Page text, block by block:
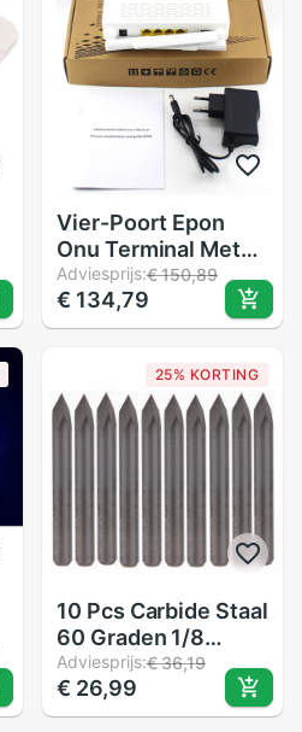
Vier-Poort Epon
Onu Terminal Met
1G3F + Wifi +
Potten Telefoon
Poort Toepassing
Fiber optic Modem
Router Firmware Eu
Plus
Adviesprijs:€ 150,89
€ 134,79
25% KORTING
10 Pcs Carbide Staal
60 Graden 1/8
"Router Piramide
Graveren Bits CNC
Machines 0.1mm
Adviesprijs:€ 36,19
€ 26,99